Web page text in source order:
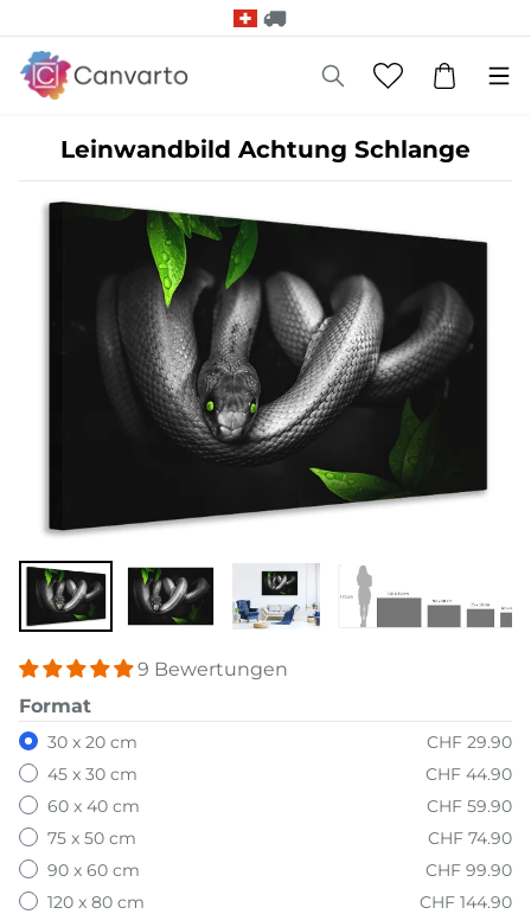
Leinwandbild Achtung Schlange
9 Bewertungen
Format
30 x 20 cm
CHF 29.90
45 x 30 cm
CHF 44.90
60 x 40 cm
CHF 59.90
75 x 50 cm
CHF 74.90
90 x 60 cm
CHF 99.90
120 x 80 cm
CHF 144.90